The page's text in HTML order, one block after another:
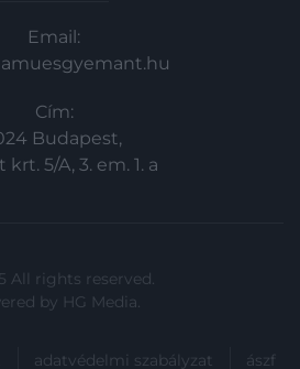
Email:
Cím:
Budapest,
krt. 5/A, 3. em. 1. a
All rights reserved.
by HG Media.
adatvédelmi szabályzat ászf